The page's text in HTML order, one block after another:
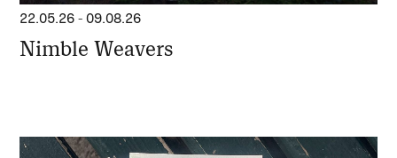
22.05.26 -09.08.26
Nimble Weavers